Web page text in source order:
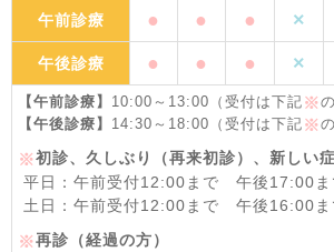
午前診療 ● ● ● ×
午後診療 ● ● ● ×
【午前診療】 10:00～13:00（受付は下記 ※
【午後診療】 14:30～18:00（受付は下記 ※
※初診、久しぶり（再来初診）、新しい
平日：午前受付12:00まで 午後17:00ま
土日：午前受付12:00まで 午後16:00ま
※再診（経過の方）